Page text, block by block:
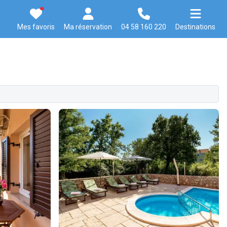
Mes favoris Ma réservation 04 58 160 220 Destinations